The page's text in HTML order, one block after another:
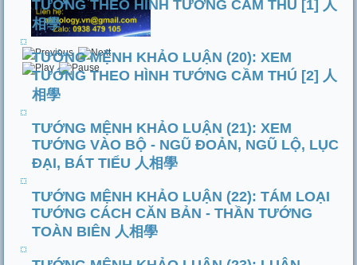
TƯỚNG THEO HÌNH TƯỚNG CẦM THÚ [1] 人
相學
TƯỚNG MỆNH KHẢO LUẬN (20): XEM
TƯỚNG THEO HÌNH TƯỚNG CẦM THÚ [2] 人
相學
TƯỚNG MỆNH KHẢO LUẬN (21): XEM
TƯỚNG VÀO BỘ - NGŨ ĐOẢN, NGŨ LỘ, LỤC
ĐẠI, BÁT TIỂU 人相學
TƯỚNG MỆNH KHẢO LUẬN (22): TÁM LOẠI
TƯỚNG CÁCH CĂN BẢN - THẦN TƯỚNG
TOÀN BIÊN 人相學